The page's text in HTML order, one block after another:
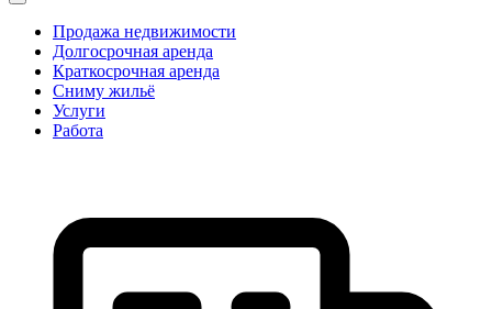
Продажа недвижимости
Долгосрочная аренда
Краткосрочная аренда
Сниму жильё
Услуги
Работа